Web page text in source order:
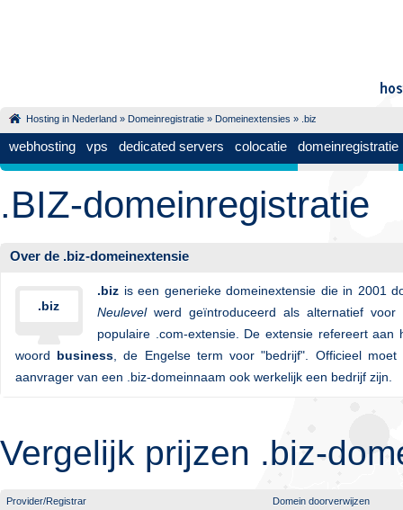
Hosting in Nederland » Domeinregistratie » Domeinextensies » .biz
webhosting vps dedicated servers colocatie domeinregistratie
.BIZ-domeinregistratie
Over de .biz-domeinextensie
.biz
.biz is een generieke domeinextensie die in 2001
Neulevelwerd geïntroduceerd als alternatief voor
populaire .com-extensie. De extensie refereert aan
woord
business, de Engelse term voor "bedrijf". Officieel moet
aanvrager van een .biz-domeinnaam ook werkelijk een bedrijf zijn.
Vergelijk prijzen .biz-
Provider/Registrar Domein doorverwijzen